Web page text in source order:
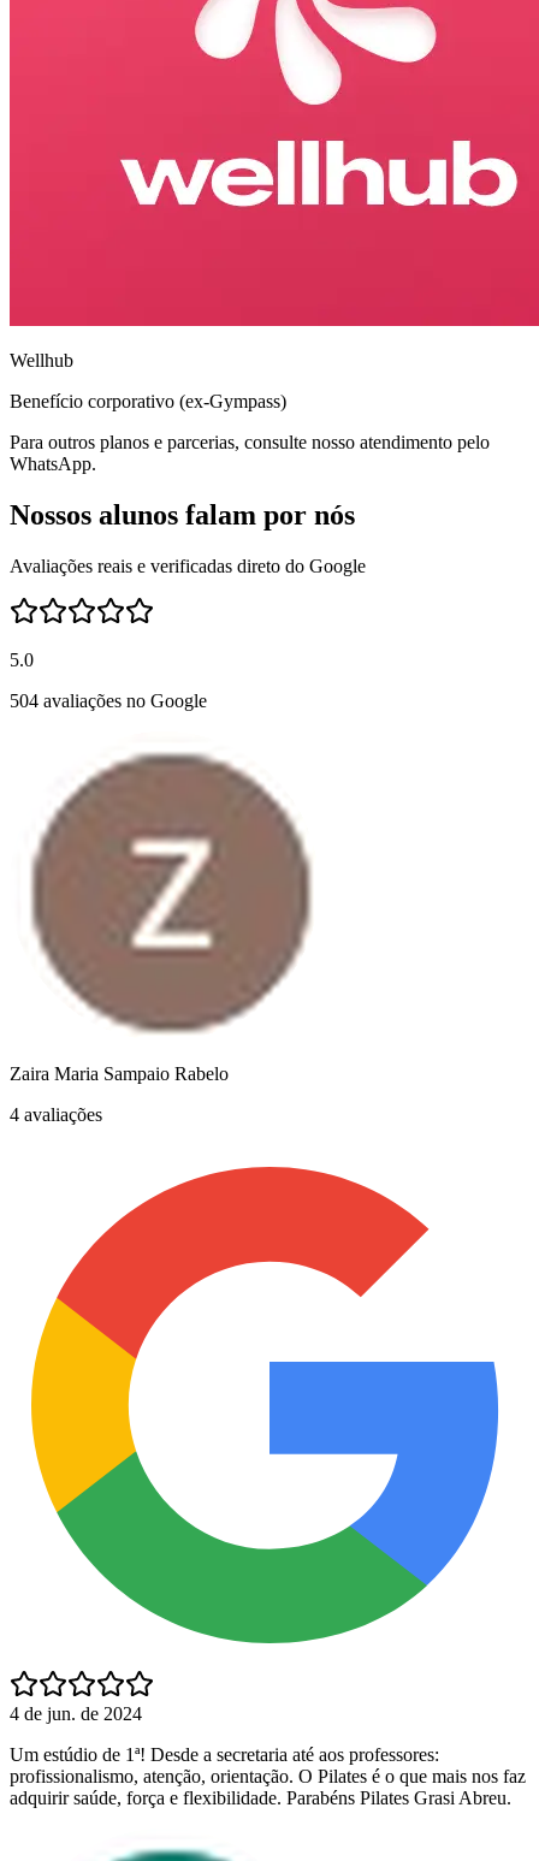
Wellhub
Benefício corporativo (ex-Gympass)
Para outros planos e parcerias, consulte nosso atendimento pelo
WhatsApp.
Nossos alunos falam por nós
Avaliações reais e verificadas direto do Google
5.0
504 avaliações no Google
Zaira Maria Sampaio Rabelo
4 avaliações
4 de jun. de 2024
Um estúdio de 1ª! Desde a secretaria até aos professores:
profissionalismo, atenção, orientação. O Pilates é o que mais nos faz
adquirir saúde, força e flexibilidade. Parabéns Pilates Grasi Abreu.